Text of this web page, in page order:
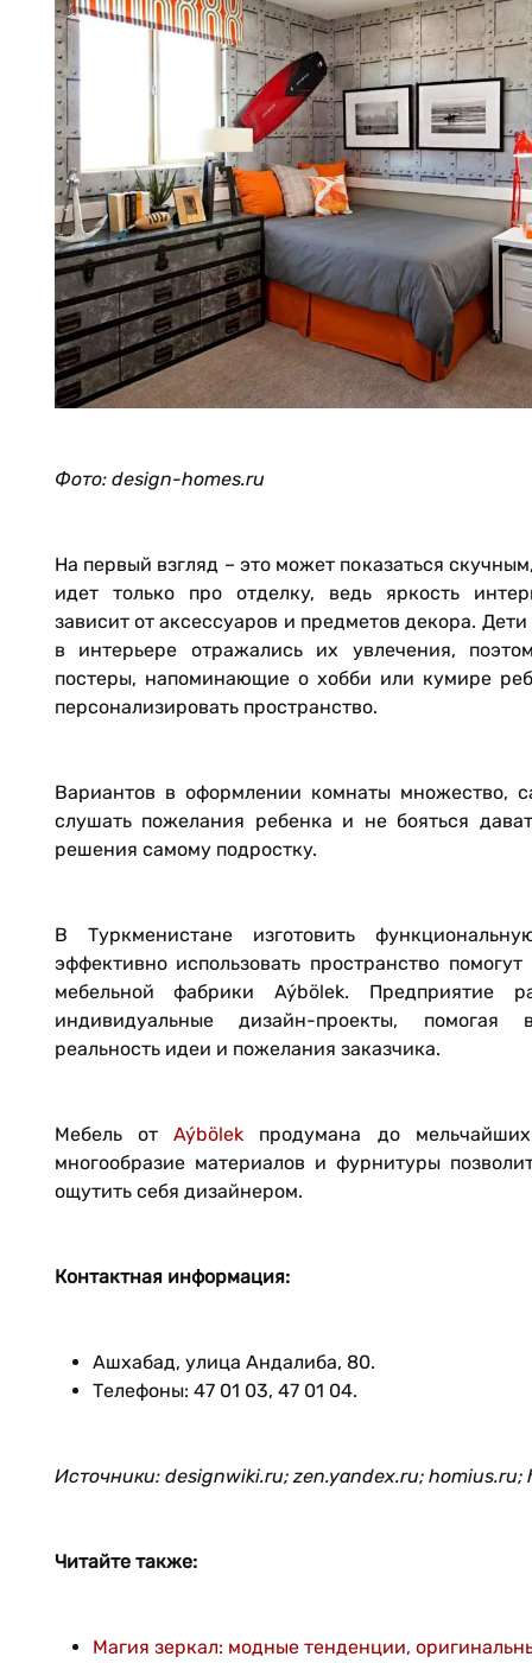
Фото: design-homes.ru
На первый взгляд – это может показаться
идет только про отделку, ведь яркость
зависит от аксессуаров и предметов декора.
в интерьере отражались их увлечения,
постеры, напоминающие о хобби или кумире
персонализировать пространство.
Вариантов в оформлении комнаты множество,
слушать пожелания ребенка и не бояться
решения самому подростку.
В Туркменистане изготовить
эффективно использовать пространство
мебельной фабрики Aýbölek. Предприятие
индивидуальные дизайн-проекты, помогая
реальность идеи и пожелания заказчика.
Мебель отAýbölek продумана до
многообразие материалов и фурнитуры
ощутить себя дизайнером.
Контактная информация:
Ашхабад, улица Андалиба, 80.
Телефоны: 47 01 03, 47 01 04.
Источники: designwiki.ru; zen.yandex.ru; homius.ru;
Читайте также:
Магия зеркал: модные тенденции,